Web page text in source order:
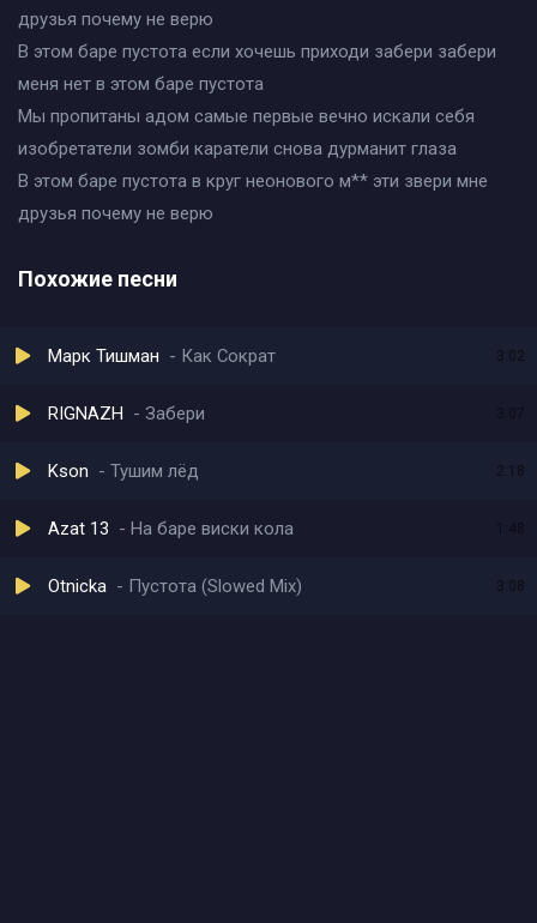
друзья почему не верю
В этом баре пустота если хочешь приходи забери забери
меня нет в этом баре пустота
Мы пропитаны адом самые первые вечно искали себя
изобретатели зомби каратели снова дурманит глаза
В этом баре пустота в круг неонового м** эти звери мне
друзья почему не верю
Похожие песни
Марк Тишман Как Сократ 3:02
RIGNAZH Забери
Kson Тушим лёд 2:18
Azat 13 На баре виски кола
Otnicka Пустота (Slowed Mix) 3:08